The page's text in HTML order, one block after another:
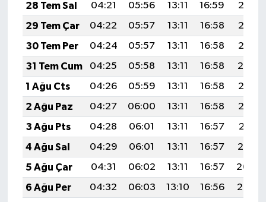
28 Tem Sal
04:21 05:56 13:11 16:59
20:16
29 Tem Çar
04:22 05:57 13:11 16:58
20:15
30 Tem Per
04:24 05:57 13:11 16:58
20:15
31 Tem Cum
04:25 05:58 13:11 16:58
20:14
1 Ağu Cts
04:26 05:59 13:11 16:58
20:13
2 Ağu Paz
04:27 06:00 13:11 16:58
20:12
3 Ağu Pts
04:28 06:01 13:11 16:57
20:11
4 Ağu Sal
04:29 06:01 13:11 16:57
20:10
5 Ağu Çar
04:31 06:02 13:11 16:57
20:09
6 Ağu Per
04:32 06:03 13:10 16:56
20:08